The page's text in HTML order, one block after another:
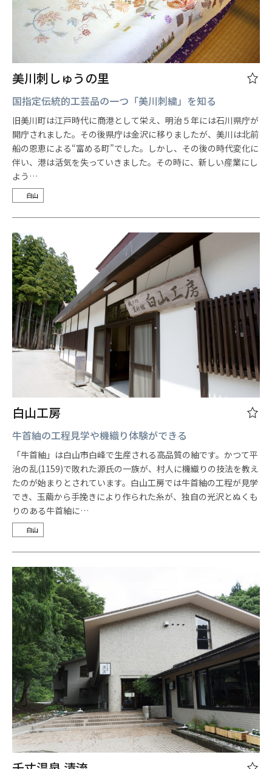
美川刺しゅうの里
国指定伝統的工芸品の一つ「美川刺繍」を知る
旧美川町は江戸時代に商港として栄え、明治５年には石川県庁が
開庁されました。その後県庁は金沢に移りましたが、美川は北前
船の恩恵による“富める町”でした。しかし、その後の時代変化に
伴い、港は活気を失っていきました。その時に、新しい産業にし
よう…
白山
白山工房
牛首紬の工程見学や機織り体験ができる
「牛首紬」は白山市白峰で生産される高品質の紬です。かつて平
治の乱(1159)で敗れた源氏の一族が、村人に機織りの技法を教え
たのが始まりとされています。白山工房では牛首紬の工程が見学
でき、玉繭から手挽きにより作られた糸が、独自の光沢とぬくも
りのある牛首紬に…
白山